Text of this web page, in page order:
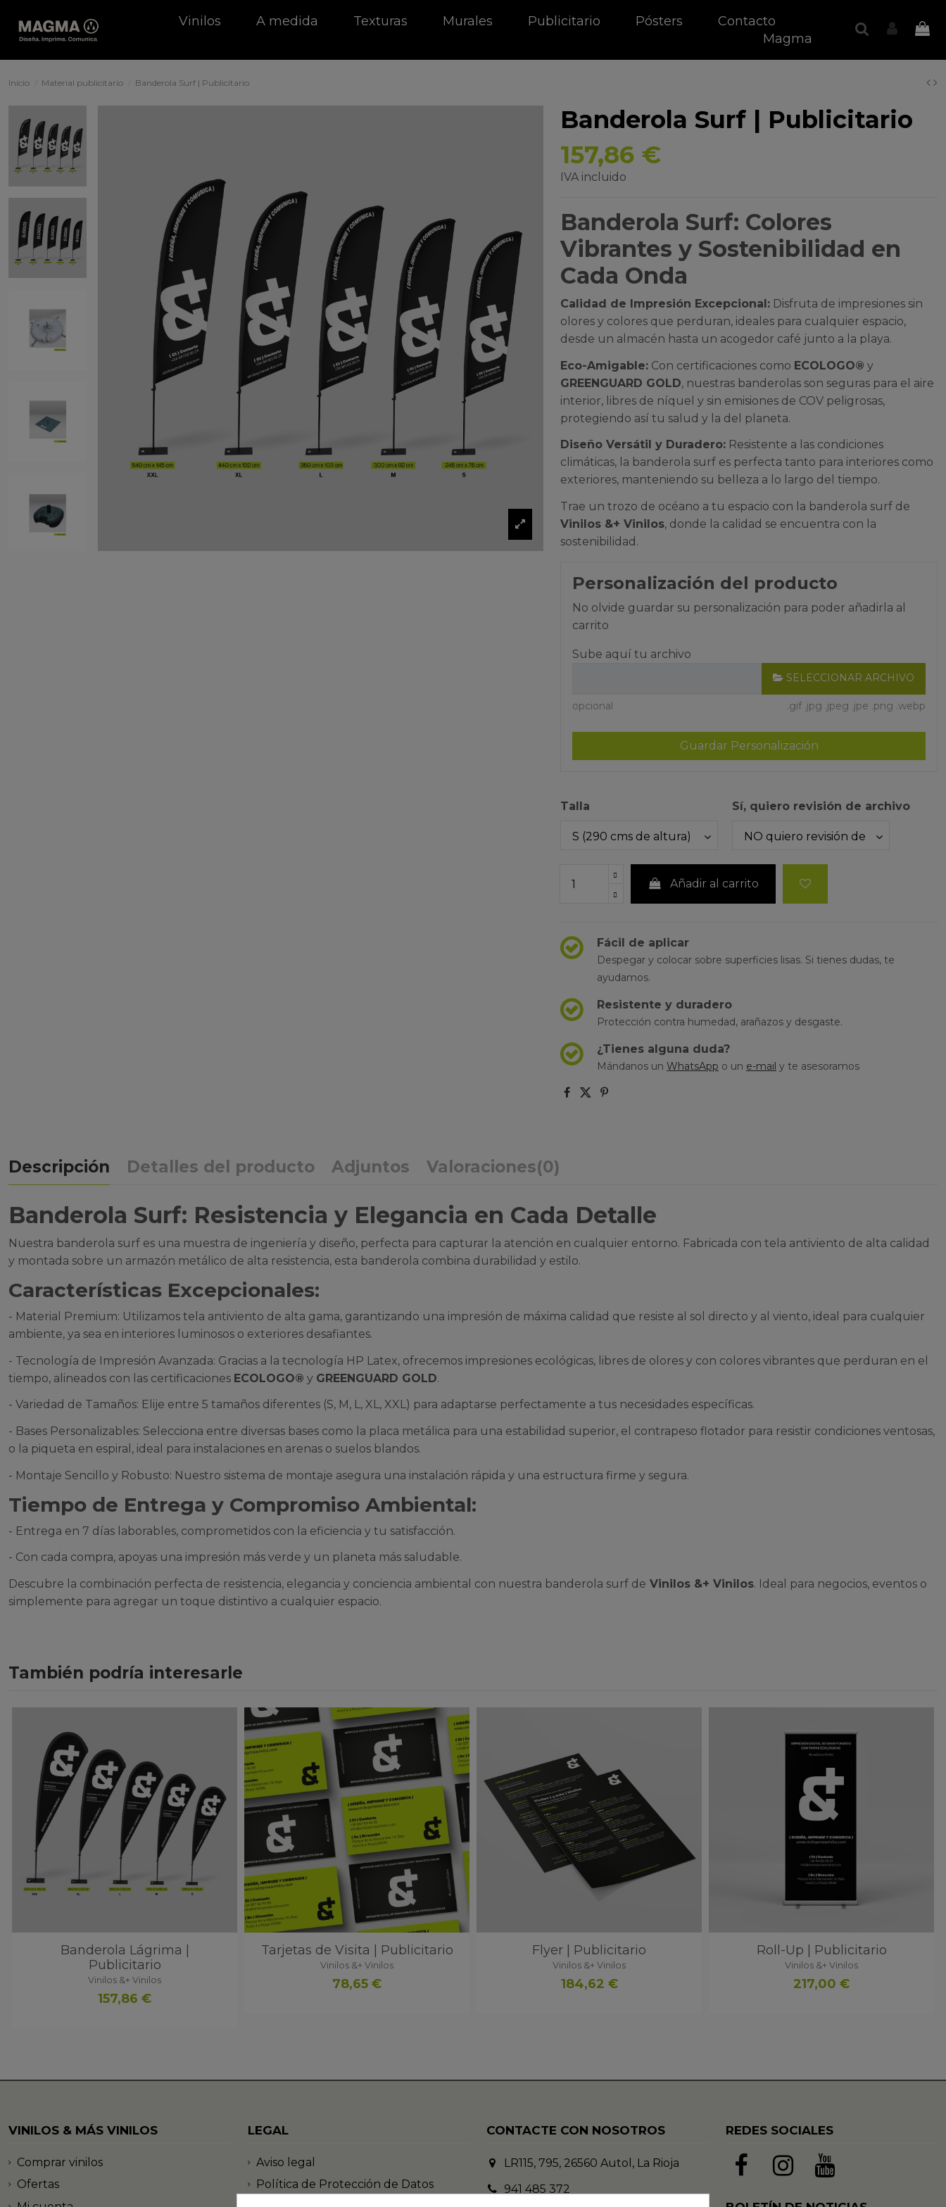
Vinilos A medida Texturas Murales Publicitario Pósters
Contacto
Magma
Inicio Material publicitario Banderola Surf | Publicitario
Banderola Surf | Publicitario
157,86 €
IVA incluido
Banderola Surf: Colores
Vibrantes y Sostenibilidad en
Cada Onda
Calidad de Impresión Excepcional: Disfruta de impresiones sin
olores y colores que perduran, ideales para cualquier espacio,
desde un almacén hasta un acogedor café junto a la playa.
Eco-Amigable: Con certificaciones como ECOLOGO® y
GREENGUARD GOLD, nuestras banderolas son seguras para el aire
interior, libres de níquel y sin emisiones de COV peligrosas,
protegiendo así tu salud y la del planeta.
Diseño Versátil y Duradero: Resistente a las condiciones
climáticas, la banderola surf es perfecta tanto para interiores como
exteriores, manteniendo su belleza a lo largo del tiempo.
Trae un trozo de océano a tu espacio con la banderola surf de
Vinilos &+ Vinilos, donde la calidad se encuentra con la
sostenibilidad.
Personalización del producto
No olvide guardar su personalización para poder añadirla al
carrito
Sube aquí tu archivo
SELECCIONAR ARCHIVO
opcional .gif .jpg .jpeg .jpe .png .webp
Guardar Personalización
Talla Sí, quiero revisión de archivo
Añadir al carrito
Fácil de aplicar
Despegar y colocar sobre superficies lisas. Si tienes dudas, te
ayudamos.
Resistente y duradero
Protección contra humedad, arañazos y desgaste.
¿Tienes alguna duda?
Mándanos un WhatsApp o un e-mail y te asesoramos
Descripción Detalles del producto Adjuntos Valoraciones(0)
Banderola Surf: Resistencia y Elegancia en Cada Detalle
Nuestra banderola surf es una muestra de ingeniería y diseño, perfecta para capturar la atención en cualquier entorno. Fabricada con tela antiviento de alta calidad
y montada sobre un armazón metálico de alta resistencia, esta banderola combina durabilidad y estilo.
Características Excepcionales:
- Material Premium: Utilizamos tela antiviento de alta gama, garantizando una impresión de máxima calidad que resiste al sol directo y al viento, ideal para cualquier
ambiente, ya sea en interiores luminosos o exteriores desafiantes.
- Tecnología de Impresión Avanzada: Gracias a la tecnología HP Latex, ofrecemos impresiones ecológicas, libres de olores y con colores vibrantes que perduran en el
tiempo, alineados con las certificaciones ECOLOGO® y GREENGUARD GOLD.
- Variedad de Tamaños: Elije entre 5 tamaños diferentes (S, M, L, XL, XXL) para adaptarse perfectamente a tus necesidades específicas.
- Bases Personalizables: Selecciona entre diversas bases como la placa metálica para una estabilidad superior, el contrapeso flotador para resistir condiciones ventosas,
o la piqueta en espiral, ideal para instalaciones en arenas o suelos blandos.
- Montaje Sencillo y Robusto: Nuestro sistema de montaje asegura una instalación rápida y una estructura firme y segura.
Tiempo de Entrega y Compromiso Ambiental:
- Entrega en 7 días laborables, comprometidos con la eficiencia y tu satisfacción.
- Con cada compra, apoyas una impresión más verde y un planeta más saludable.
Descubre la combinación perfecta de resistencia, elegancia y conciencia ambiental con nuestra banderola surf de Vinilos &+ Vinilos. Ideal para negocios, eventos o
simplemente para agregar un toque distintivo a cualquier espacio.
También podría interesarle
Banderola Lágrima |
Publicitario
Vinilos &+ Vinilos
157,86 €
Tarjetas de Visita | Publicitario
Vinilos &+ Vinilos
78,65 €
Flyer | Publicitario
Vinilos &+ Vinilos
184,62 €
Roll-Up | Publicitario
Vinilos &+ Vinilos
217,00 €
VINILOS & MÁS VINILOS
Comprar vinilos
Ofertas
LEGAL
Aviso legal
Política de Protección de Datos
CONTACTE CON NOSOTROS
LR115, 795, 26560 Autol, La Rioja
941 485 372
REDES SOCIALES